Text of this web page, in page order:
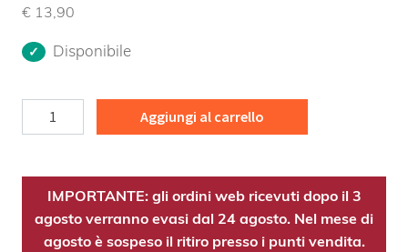
€ 13,90
Disponibile
Prugnolo
MG
quantità
Aggiungi al carrello
IMPORTANTE: gli ordini web ricevuti dopo il 3
agosto verranno evasi dal 24 agosto. Nel mese di
agosto è sospeso il ritiro presso i punti vendita.